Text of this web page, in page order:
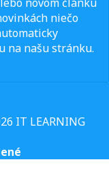
novom článku
niečo
na našu stránku.
IT LEARNING